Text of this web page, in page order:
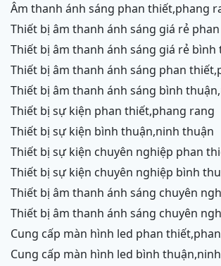
âm thanh ánh sáng phan thiết,phang rang,ninh
chữ,vĩnh hy,cam ranh
thiết bị âm thanh ánh sáng giá rẻ phan thiết,phang
rang,ninh chữ,vĩnh hy, ninh thuận
thiết bị âm thanh ánh sáng giá rẻ bình thuận,ninh
thuận
thiết bị âm thanh ánh sáng phan thiết,phang
rang,ninh chữ,vĩnh hy,cam ranh
thiết bị âm thanh ánh sáng bình
thiết bị sự kiện phan thiết,phang rang
thiết bị sự kiện bình thuận,ninh thuận
thiết bị sự kiện chuyên nghiệp phan thiết,phang
rang,ninh chữ,vĩnh hy,cam ranh
thiết bị sự kiện chuyên nghiệp bình
thiết bị âm thanh ánh sáng chuyên nghiệp phan
thiết,phang rang,ninh chữ,vĩnh hy,cam
thiết bị âm thanh ánh sáng chuyên nghiệp bình
thuận,ninh thuận
cung cấp màn hình led phan
cung cấp màn hình led bình